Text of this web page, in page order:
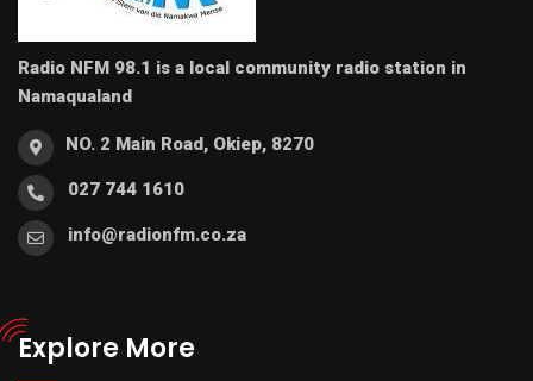
Radio NFM 98.1 is a local community radio station in
Namaqualand
NO. 2 Main Road, Okiep, 8270
027 744 1610
info@radionfm.co.za
Explore More